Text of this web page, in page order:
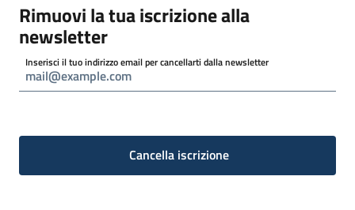
Rimuovi la tua iscrizione alla
newsletter
Inserisci il tuo indirizzo email per cancellarti dalla newsletter
Cancella iscrizione